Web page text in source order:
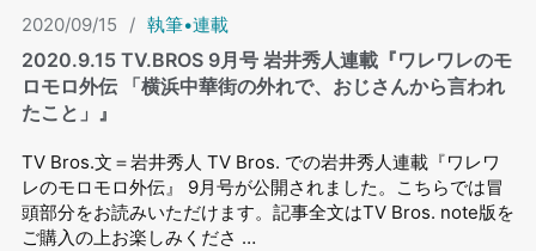
2020/09/15 / 執筆•連載
2020.9.15 TV.BROS 9⽉号 岩井秀⼈連載『ワレワレのモ
ロモロ外伝 「横浜中華街の外れで、おじさんから言われ
たこと」』
TV Bros.文＝岩井秀人 TV Bros. での岩井秀⼈連載『ワレワ
レのモロモロ外伝』 9⽉号が公開されました。こちらでは冒
頭部分をお読みいただけます。記事全文はTV Bros. note版を
ご購入の上お楽しみくださ …